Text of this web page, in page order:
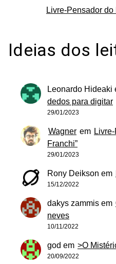
Livre-Pensador do
Ideias dos
Leonardo Hideaki
dedos para digitar
29/01/2023
Wagner em
Franchi”
29/01/2023
Rony Deikson em
15/12/2022
dakys zammis em
neves
10/11/2022
god em >O
20/09/2022